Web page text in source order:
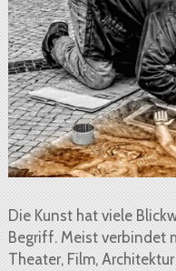
Die Kunst hat viele
Begriff. Meist verbindet
Theater, Film,